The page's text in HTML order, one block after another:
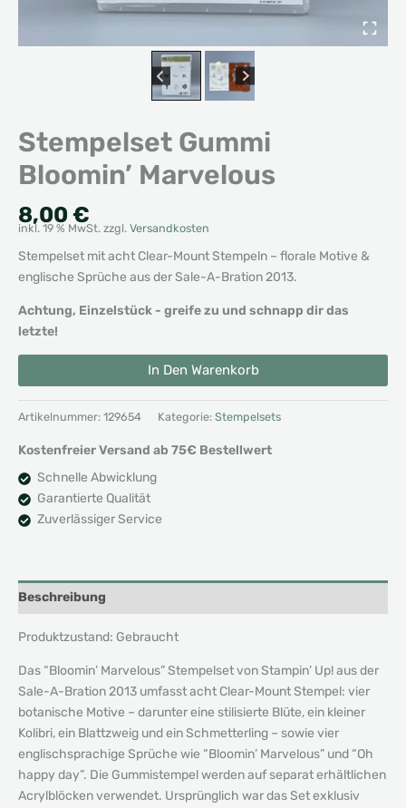
Stempelset Gummi
Bloomin’ Marvelous
8,00 €
inkl. 19 % MwSt. zzgl. Versandkosten
Stempelset mit acht Clear-Mount Stempeln – florale Motive &
englische Sprüche aus der Sale-A-Bration 2013.
Achtung, Einzelstück - greife zu und schnapp dir das
letzte!
Stempelset
Marvelous
In Den Warenkorb
Alternative:
Artikelnummer: 129654 Kategorie: Stempelsets
Kostenfreier Versand ab 75€ Bestellwert
Schnelle Abwicklung
Garantierte Qualität
Zuverlässiger Service
Beschreibung
Produktzustand: Gebraucht
Das “Bloomin’ Marvelous” Stempelset von Stampin’ Up! aus der
Sale-A-Bration 2013 umfasst acht Clear-Mount Stempel: vier
botanische Motive – darunter eine stilisierte Blüte, ein kleiner
Kolibri, ein Blattzweig und ein Schmetterling – sowie vier
englischsprachige Sprüche wie “Bloomin’ Marvelous” und “Oh
happy day”. Die Gummistempel werden auf separat erhältlichen
Acrylblöcken verwendet. Ursprünglich war das Set exklusiv